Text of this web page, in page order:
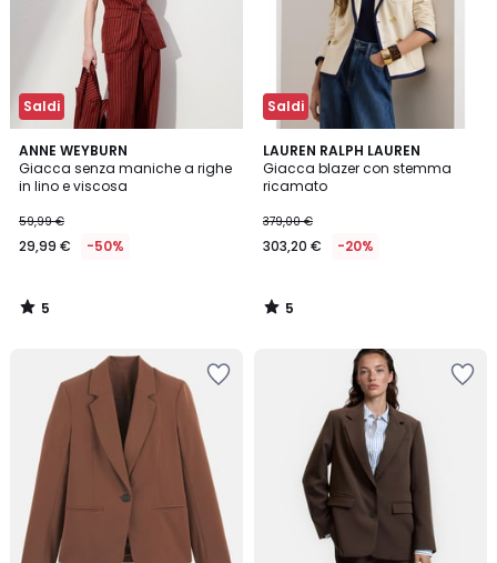
Saldi
ANNE WEYBURN
Giacca senza maniche a righe
in lino e viscosa
59,99 €
29,99 € -50%
5
/
5
5
/
Saldi
LAUREN RALPH LAUREN
Giacca blazer con stemma
ricamato
379,00 €
303,20 € -20%
5
/
5
5
/